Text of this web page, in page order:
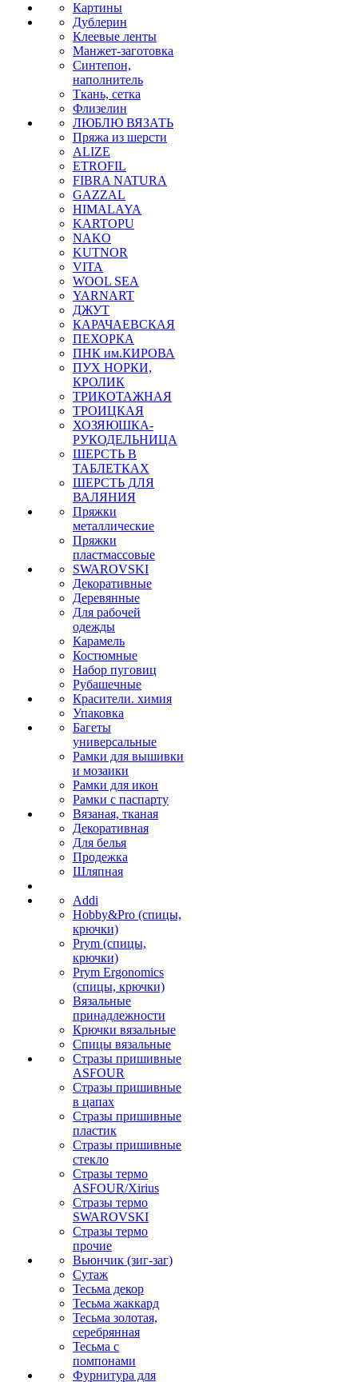
Картины
Дублерин
Клеевые ленты
Манжет-заготовка
Синтепон,
наполнитель
Ткань, сетка
Флизелин
ЛЮБЛЮ ВЯЗАТЬ
Пряжа из шерсти
ALIZE
ETROFIL
FIBRA NATURA
GAZZAL
HIMALAYA
KARTOPU
NAKO
KUTNOR
VITA
WOOL SEA
YARNART
ДЖУТ
КАРАЧАЕВСКАЯ
ПЕХОРКА
ПНК им.КИРОВА
ПУХ НОРКИ,
КРОЛИК
ТРИКОТАЖНАЯ
ТРОИЦКАЯ
ХОЗЯЮШКА-
РУКОДЕЛЬНИЦА
ШЕРСТЬ В
ТАБЛЕТКАХ
ШЕРСТЬ ДЛЯ
ВАЛЯНИЯ
Пряжки
металлические
Пряжки
пластмассовые
SWAROVSKI
Декоративные
Деревянные
Для рабочей
одежды
Карамель
Костюмные
Набор пуговиц
Рубашечные
Красители. химия
Упаковка
Багеты
универсальные
Рамки для вышивки
и мозаики
Рамки для икон
Рамки с паспарту
Вязаная, тканая
Декоративная
Для белья
Продежка
Шляпная
Addi
Hobby&Pro (спицы,
крючки)
Prym (спицы,
крючки)
Prym Ergonomics
(спицы, крючки)
Вязальные
принадлежности
Крючки вязальные
Спицы вязальные
Стразы пришивные
ASFOUR
Стразы пришивные
в цапах
Стразы пришивные
пластик
Стразы пришивные
стекло
Стразы термо
ASFOUR/Xirius
Стразы термо
SWAROVSKI
Стразы термо
прочие
Вьюнчик (зиг-заг)
Сутаж
Тесьма декор
Тесьма жаккард
Тесьма золотая,
серебрянная
Тесьма с
помпонами
Фурнитура для